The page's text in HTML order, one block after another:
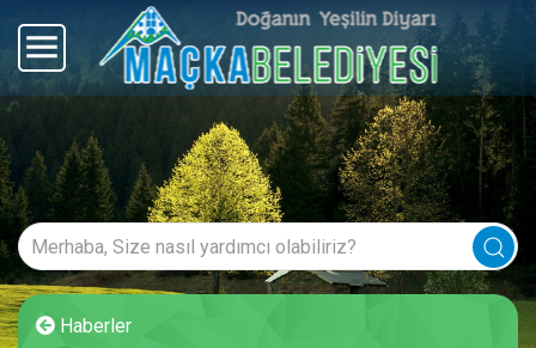
Haberler